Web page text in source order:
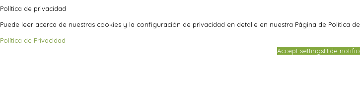
Política de privacidad
Puede leer acerca de nuestras cookies y la configuración de privacidad en detalle en nuestra Página de Política de
Política de Privacidad
Accept settingsHide